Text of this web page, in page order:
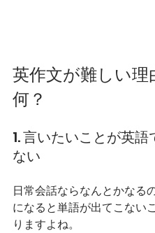
英作文が難しい理
何？
1. 言いたいことが英語
ない
日常会話ならなんとかなる
になると単語が出てこない
りますよね。